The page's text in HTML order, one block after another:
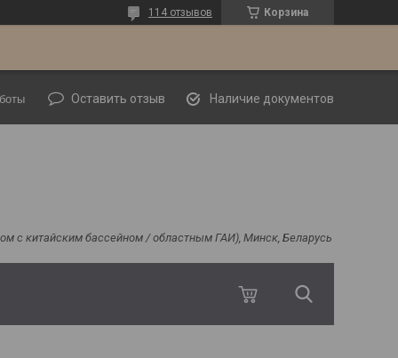
Корзина
114 отзывов
Оставить отзыв Наличие документов
с китайским бассейном / областным ГАИ), Минск, Беларусь